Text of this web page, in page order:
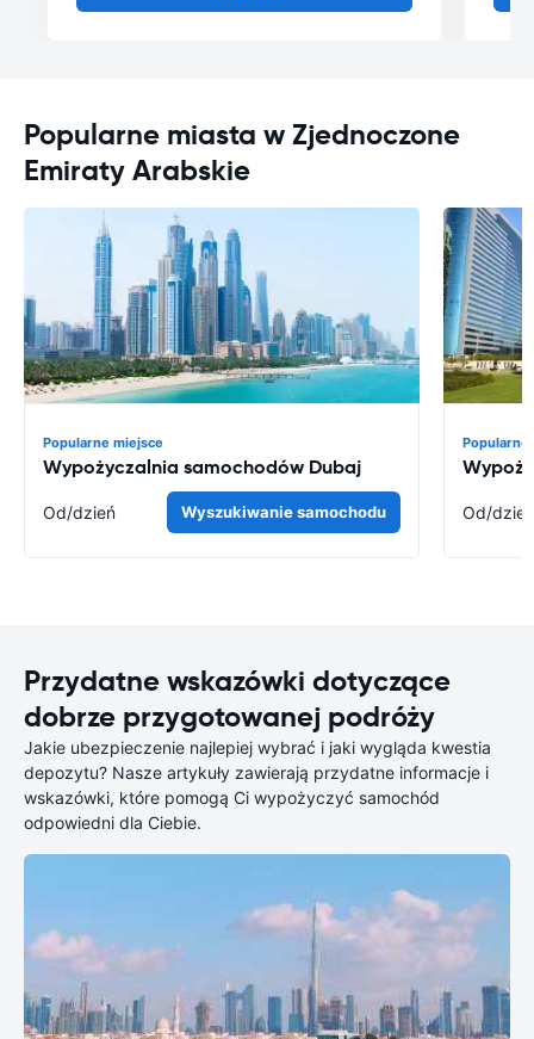
Popularne miasta w Zjednoczone
Emiraty Arabskie
Popularne miejsce
Wypożyczalnia samochodów Dubaj
Od/dzień Wyszukiwanie samochodu
Popularne
Od/
Przydatne wskazówki dotyczące
dobrze przygotowanej podróży
Jakie ubezpieczenie najlepiej wybrać i jaki wygląda kwestia
depozytu? Nasze artykuły zawierają przydatne informacje i
wskazówki, które pomogą Ci wypożyczyć samochód
odpowiedni dla Ciebie.